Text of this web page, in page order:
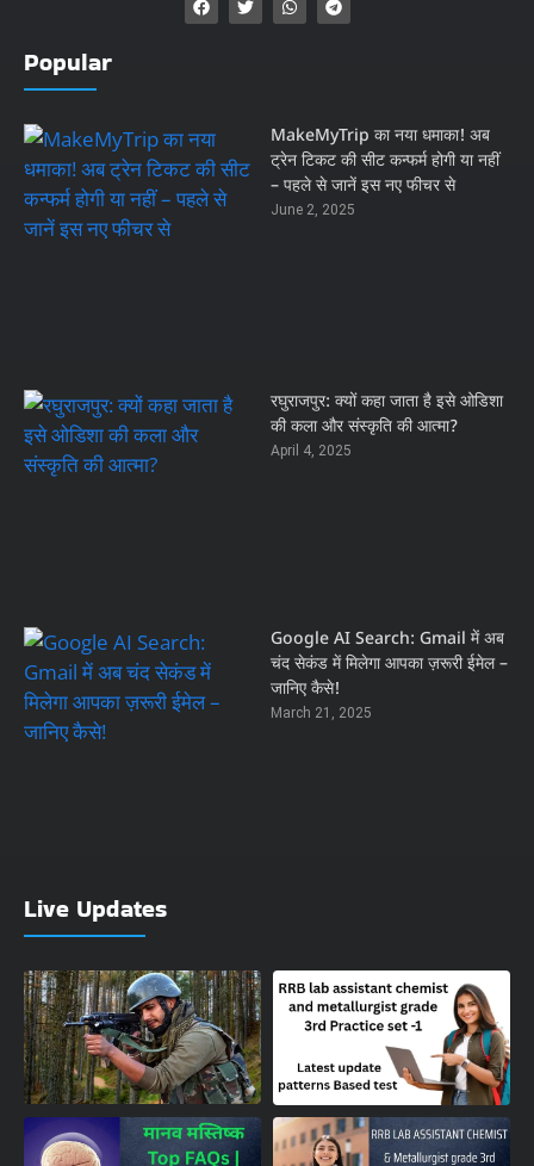
Popular
MakeMyTrip का नया धमाका! अब
ट्रेन टिकट की सीट कन्फर्म होगी या नहीं
– पहले से जानें इस नए फीचर से
June 2, 2025
रघुराजपुर: क्यों कहा जाता है इसे ओडिशा
की कला और संस्कृति की आत्मा?
April 4, 2025
Google AI Search: Gmail में अब
चंद सेकंड में मिलेगा आपका ज़रूरी ईमेल –
जानिए कैसे!
March 21, 2025
Live Updates